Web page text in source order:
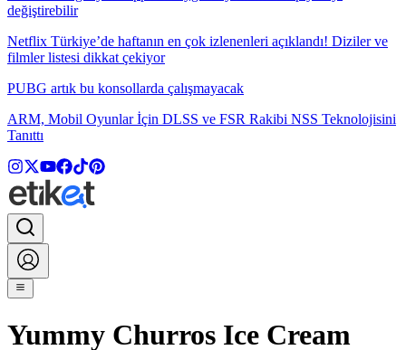
değiştirebilir
Netflix Türkiye’de haftanın en çok izlenenleri açıklandı! Diziler ve
filmler listesi dikkat çekiyor
PUBG artık bu konsollarda çalışmayacak
ARM, Mobil Oyunlar İçin DLSS ve FSR Rakibi NSS Teknolojisini
Tanıttı
Yummy Churros Ice Cream